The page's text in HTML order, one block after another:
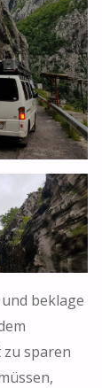
beklage
sparen